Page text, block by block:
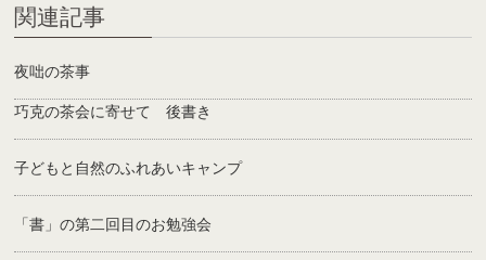
関連記事
夜咄の茶事
巧克の茶会に寄せて 後書き
子どもと自然のふれあいキャンプ
「書」の第二回目のお勉強会